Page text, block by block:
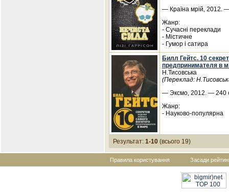
— Країна мрій, 2012.
Жанр:
- Сучасні переклади
- Містичне
- Гумор і сатира
Билл Гейтс. 10
предпринимателя в
Н.Тисовська
(Переклад:
— Эксмо, 2012. — 240
Жанр:
- Науково-популярна
Результат: 1-10 (всього 19)
Правила користування Засади